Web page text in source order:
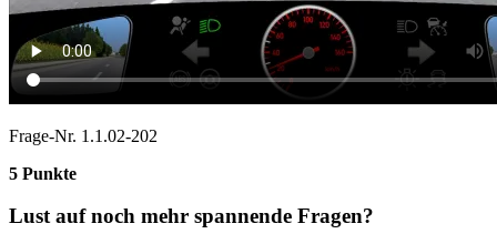
Frage-Nr. 1.1.02-202
5 Punkte
Lust auf noch mehr spannende Fragen?